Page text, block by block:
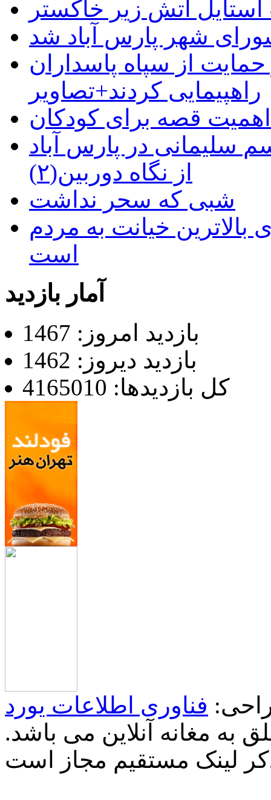
آتش زیر خاکستر
شهر پارس آباد شد
از سپاه پاسداران
راهپیمایی کردند+تصاویر
سلیمانی در پارس آباد
از نگاه دوربین(۲)
شبی که سحر نداشت
خیانت به مردم
است
آمار بازدید
بازدید امروز: 1467
بازدید دیروز: 1462
کل بازدیدها: 4165010
فناوری اطلاعات یورد
به مغانه آنلاین می باشد.